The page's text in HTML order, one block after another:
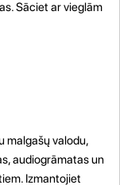
Sāciet ar vieglām
malgašų valodu,
audiogrāmatas un
Izmantojiet